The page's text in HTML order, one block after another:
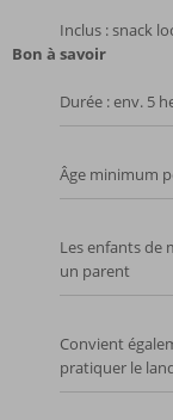
Inclus : snack
Bon à savoir
Durée : env. 5
Âge minimum
Les enfants de
un parent
Convient
pratiquer le